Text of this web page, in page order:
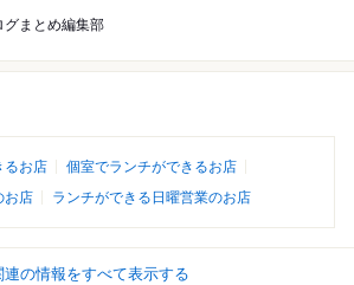
グまとめ編集部
るお店
個室でランチができるお店
お店
ランチができる日曜営業のお店
連の情報をすべて表示する